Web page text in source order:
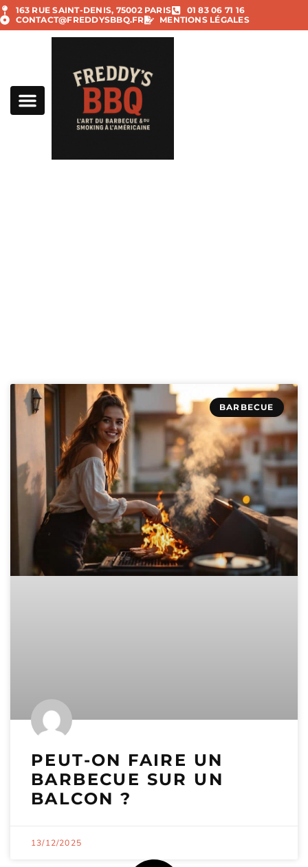
163 RUE SAINT-DENIS, 75002 PARIS
01 83 06 71 16
CONTACT@FREDDYSBBQ.FR
MENTIONS LÉGALES
BARBECUE
PEUT-ON FAIRE UN
BARBECUE SUR UN
BALCON​ ?
13/12/2025